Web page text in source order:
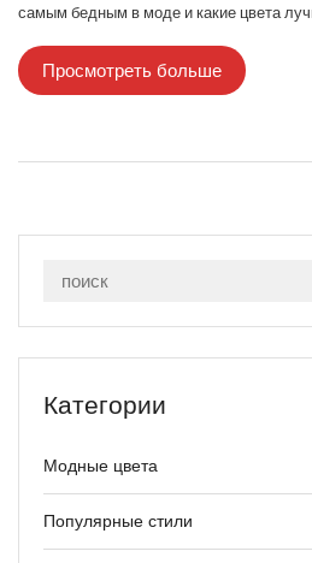
самым бедным в моде и какие цвета
Просмотреть больше
Категории
Модные цвета
Популярные стили